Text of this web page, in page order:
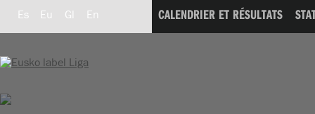
Es Eu Gl En CALENDRIER ET RÉSULTATS